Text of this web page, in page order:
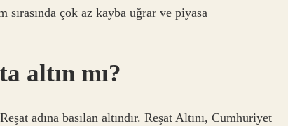
sırasında çok az kayba uğrar ve piyasa
altın mı?
adına basılan altındır. Reşat Altını, Cumhuriyet